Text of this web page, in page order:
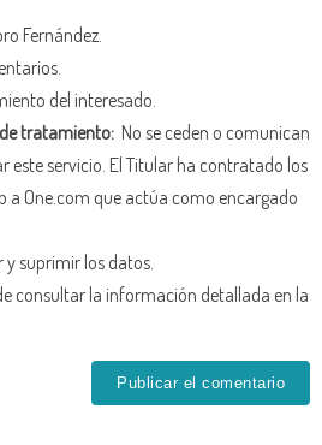
Fernández.
del interesado.
tratamiento: No se ceden o comunican
este servicio. El Titular ha contratado los
a One.com que actúa como encargado
suprimir los datos.
consultar la información detallada en la